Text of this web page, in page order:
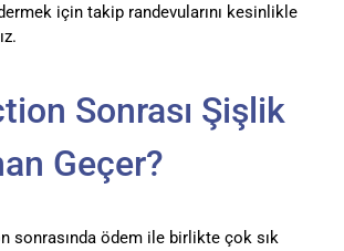
için takip randevularını kesinlikle
Sonrası Şişlik
Geçer?
sonrasında ödem ile birlikte çok sık